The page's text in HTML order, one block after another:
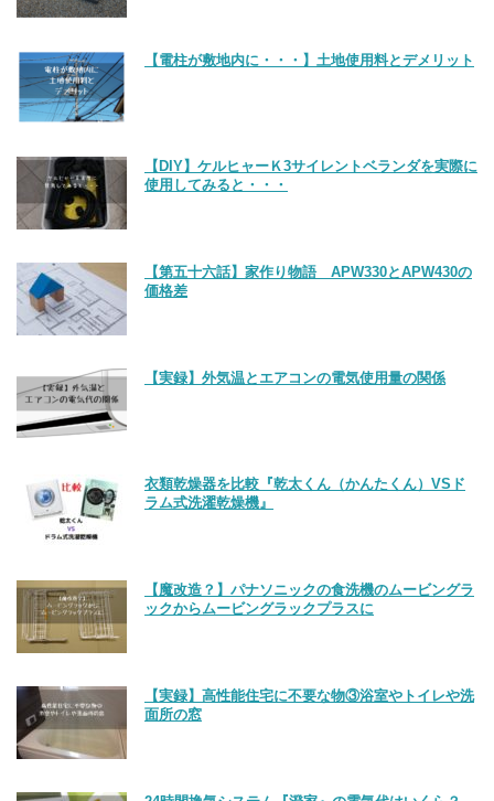
【電柱が敷地内に・・・】土地使用料とデメリット
【DIY】ケルヒャーＫ3サイレントベランダを実際に
使用してみると・・・
【第五十六話】家作り物語 APW330とAPW430の
価格差
【実録】外気温とエアコンの電気使用量の関係
衣類乾燥器を比較『乾太くん（かんたくん）VSド
ラム式洗濯乾燥機』
【魔改造？】パナソニックの食洗機のムービングラ
ックからムービングラックプラスに
【実録】高性能住宅に不要な物③浴室やトイレや洗
面所の窓